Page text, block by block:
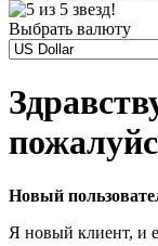
Выбрать валюту
Новый
Я новый клиент, и